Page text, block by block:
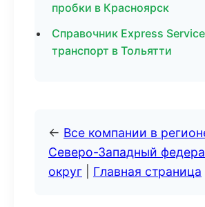
пробки в Красноярск
Справочник Express
транспорт в Тольятти
← Все компании в
Северо-Западный
округ
Главная страница